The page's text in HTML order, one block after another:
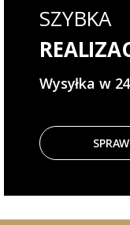
SZYBKA
Wysyłka w